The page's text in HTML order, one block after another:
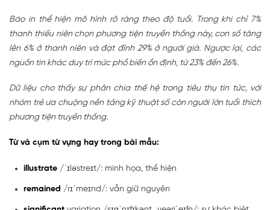
Báo in thể hiện mô hình rõ ràng theo độ tuổi. Trong khi chỉ 7%
thanh thiếu niên chọn phương tiện truyền thống này, con số tăng
lên 6% ở thanh niên và đạt đỉnh 29% ở người già. Ngược lại, các
nguồn tin khác duy trì mức phổ biến ổn định, từ 23% đến 26%.
Dữ liệu cho thấy sự phân chia thế hệ trong tiêu thụ tin tức, với
nhóm trẻ ưa chuộng nền tảng kỹ thuật số còn người lớn tuổi thích
phương tiện truyền thống.
Từ và cụm từ vựng hay trong bài mẫu:
illustrate /ˈɪləstreɪt/: minh họa, thể hiện
remained /rɪˈmeɪnd/: vẫn giữ nguyên